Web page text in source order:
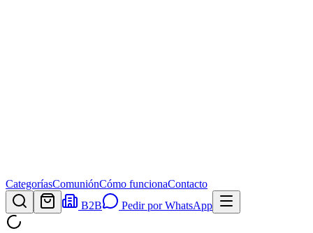
CategoríasComuniónCómo funcionaContacto
B2B
Pedir por WhatsApp